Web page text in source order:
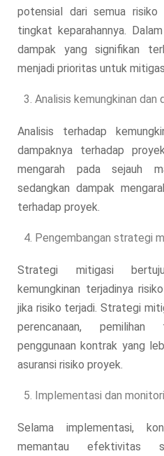
potensial dari semua risiko
tingkat keparahannya.
dampak yang signifikan
menjadi prioritas untuk
Analisis kemungkinan dan
Analisis terhadap
dampaknya terhadap
mengarah pada sejauh
sedangkan dampak
terhadap proyek.
Pengembangan strategi
Strategi mitigasi
kemungkinan terjadinya
jika risiko terjadi. Strategi
perencanaan,
penggunaan kontrak yang
asuransi risiko proyek.
Implementasi dan
Selama implementasi,
memantau efektivitas